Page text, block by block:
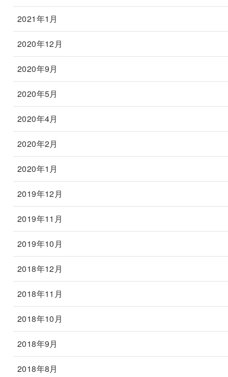
2021年1月
2020年12月
2020年9月
2020年5月
2020年4月
2020年2月
2020年1月
2019年12月
2019年11月
2019年10月
2018年12月
2018年11月
2018年10月
2018年9月
2018年8月